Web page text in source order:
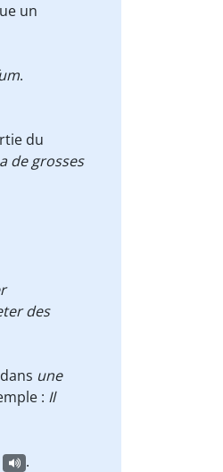
un
.
du
de grosses
des
une
: Il
.